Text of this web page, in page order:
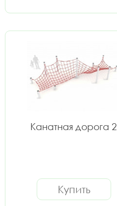
Канатная дорога 2
Купить